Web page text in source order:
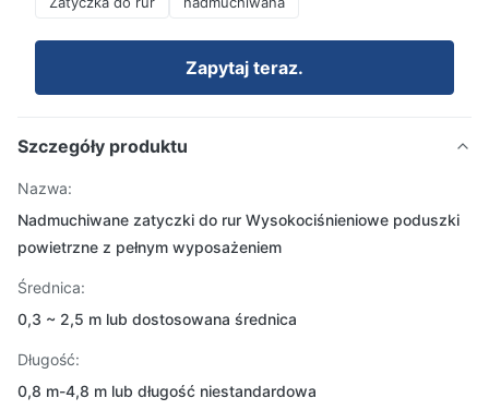
Zapytaj teraz.
Szczegóły produktu
Nazwa:
Nadmuchiwane zatyczki do rur Wysokociśnieniowe poduszki
powietrzne z pełnym wyposażeniem
Średnica:
0,3 ~ 2,5 m lub dostosowana średnica
Długość:
0,8 m-4,8 m lub długość niestandardowa